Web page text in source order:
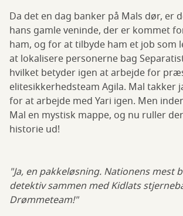
Da det en dag banker på Mals dør, er
hans gamle veninde, der er kommet
ham, og for at tilbyde ham et job som
at lokalisere personerne bag
hvilket betyder igen at arbejde for
elitesikkerhedsteam Agila. Mal takker
for at arbejde med Yari igen. Men
Mal en mystisk mappe, og nu ruller
historie ud!
"Ja, en pakkeløsning. Nationens mest
detektiv sammen med Kidlats
Drømmeteam!"